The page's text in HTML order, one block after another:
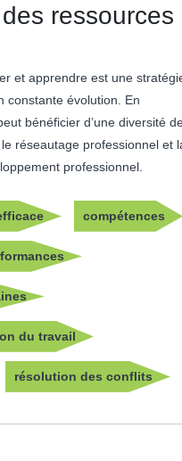
ressources
et apprendre est une
constante évolution. En
bénéficier d’une diversité
réseautage professionnel et
professionnel.
compétences
du travail
résolution des conflits